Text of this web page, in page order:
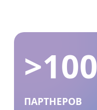
>100
ПАРТНЕРОВ